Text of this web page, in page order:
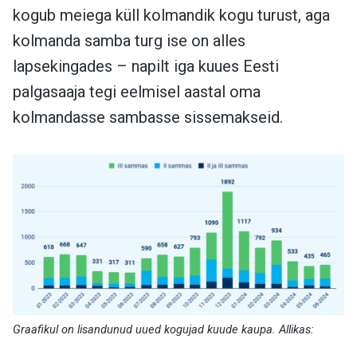
kogub meiega küll kolmandik kogu turust, aga
kolmanda samba turg ise on alles
lapsekingades – napilt iga kuues Eesti
palgasaaja tegi eelmisel aastal oma
kolmandasse sambasse sissemakseid.
Graafikul on lisandunud uued kogujad kuude kaupa. Allikas: